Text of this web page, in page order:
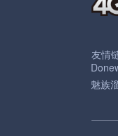
友情
魅族